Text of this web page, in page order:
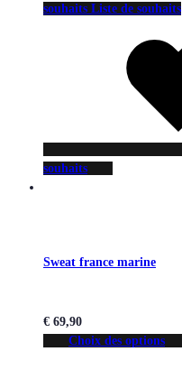
souhaits Liste de souhaits
souhaits
Sweat france marine
€ 69,90
Choix des options